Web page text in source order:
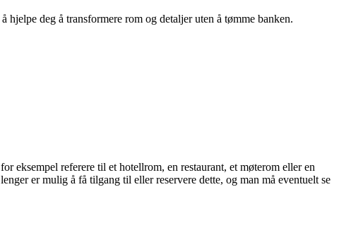
deg å transformere rom og detaljer uten å tømme banken.
eksempel referere til et hotellrom, en restaurant, et møterom eller en
er mulig å få tilgang til eller reservere dette, og man må eventuelt se